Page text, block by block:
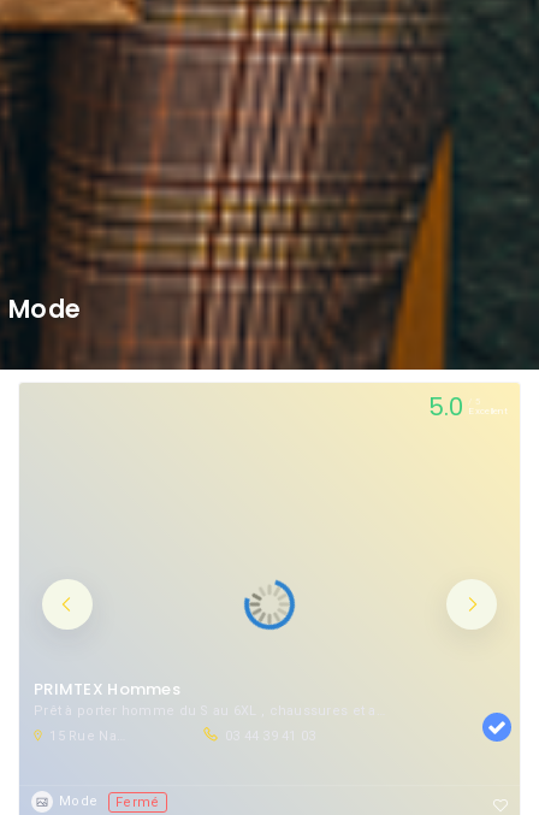
Mode
5.0
5
Excellent
PRIMTEX Hommes
15 Rue Nationale, 60800 Crépy-en-Valois, France
03 44 39 41 03
Mode Fermé